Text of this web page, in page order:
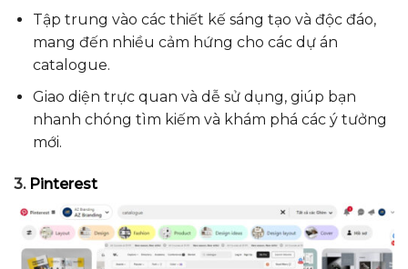
Tập trung vào các thiết kế sáng tạo và độc đáo,
mang đến nhiều cảm hứng cho các dự án
catalogue.
Giao diện trực quan và dễ sử dụng, giúp bạn
nhanh chóng tìm kiếm và khám phá các ý tưởng
mới.
3. Pinterest